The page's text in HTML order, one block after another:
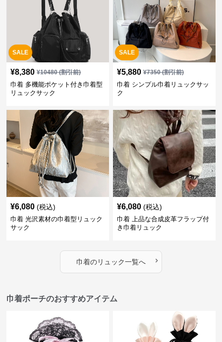
SALE
¥8,380 ¥10480(割引前)
巾着 多機能ポケット付き巾着型
リュックサック
SALE
¥5,880 ¥7350(割引前)
巾着 シンプル巾着リュックサッ
ク
¥6,080 (税込)
巾着 光沢素材の巾着型リュック
サック
¥6,080 (税込)
巾着 上品な合成皮革フラップ付
き巾着リュック
巾着のリュック一覧へ ›
巾着ポーチのおすすめアイテム